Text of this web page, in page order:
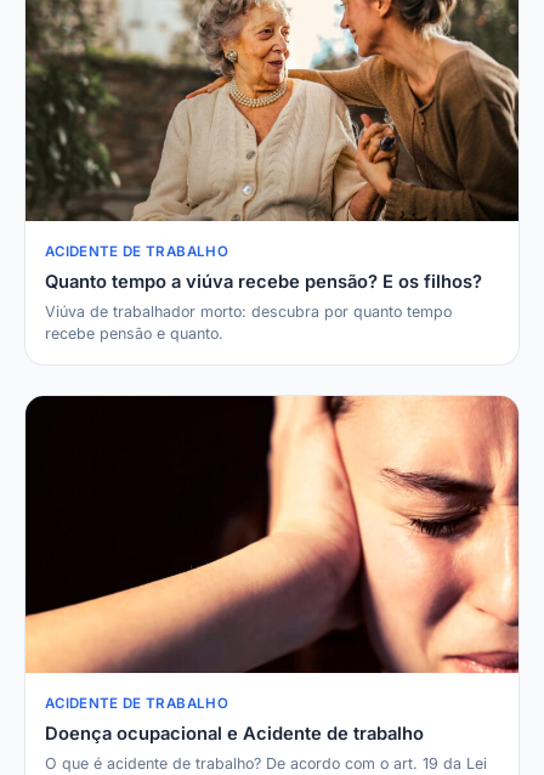
ACIDENTE DE TRABALHO
Quanto tempo a viúva recebe pensão? E os filhos?
Viúva de trabalhador morto: descubra por quanto tempo
recebe pensão e quanto.
ACIDENTE DE TRABALHO
Doença ocupacional e Acidente de trabalho
O que é acidente de trabalho? De acordo com o art. 19 da Lei